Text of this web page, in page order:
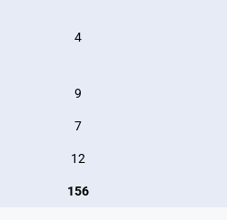
4
9
7
12
156